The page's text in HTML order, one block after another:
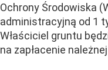
Ochrony Środowiska
administracyjną od 1
Właściciel gruntu
na zapłacenie